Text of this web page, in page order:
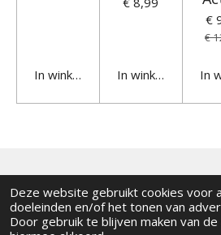
Deze website gebruikt cookies voor
doeleinden en/of het tonen van
Door gebruik te blijven maken van
In winkelwagenIn winkelwagen
€
€
In
© 2024Moline.nl